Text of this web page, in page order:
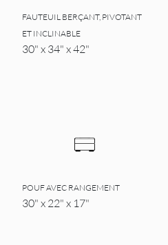
FAUTEUIL BERÇANT, PIVOTANT
ET INCLINABLE
30" x 34" x 42"
POUF AVEC RANGEMENT
30" x 22" x 17"